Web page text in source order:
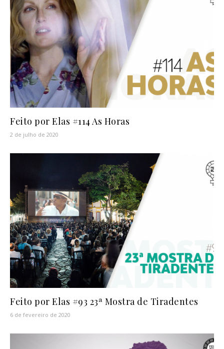
Feito por Elas #114 As Horas
2 de julho de 2020
Feito por Elas #93 23ª Mostra de Tiradentes
6 de fevereiro de 2020